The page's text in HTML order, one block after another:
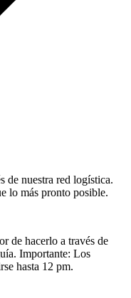
de nuestra red logística.
lo más pronto posible.
de hacerlo a través de
Importante: Los
hasta 12 pm.